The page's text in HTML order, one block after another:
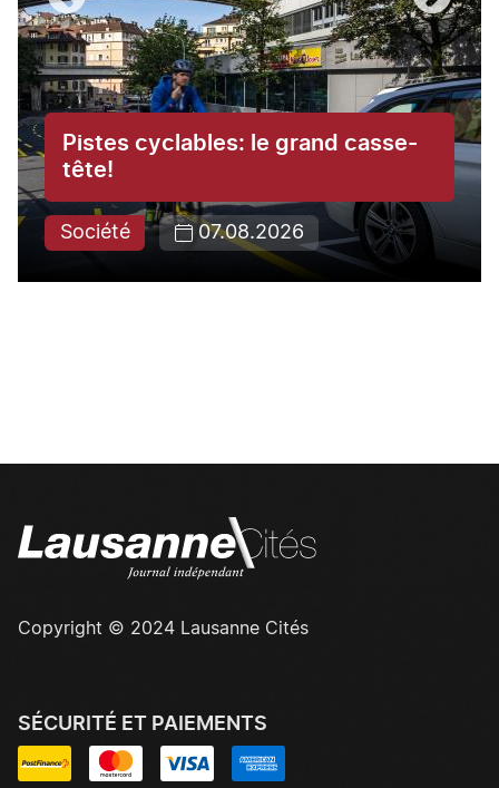
Pistes cyclables: le grand casse-
tête!
Société 07.08.2026
Copyright © 2024 Lausanne Cités
SÉCURITÉ ET PAIEMENTS